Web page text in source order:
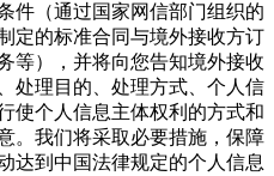
件（通过国家网信部门组织的
定的标准合同与境外接收方订
等），并将向您告知境外接收
处理目的、处理方式、个人信
使个人信息主体权利的方式和
。我们将采取必要措施，保障
达到中国法律规定的个人信息